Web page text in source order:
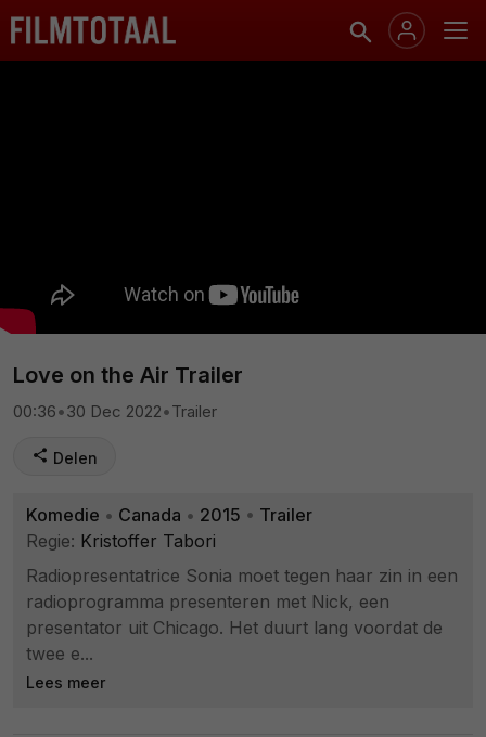
Love on the Air Trailer
00:36•30 Dec 2022•Trailer
Delen
Komedie • Canada • 2015 • Trailer
Regie: Kristoffer Tabori
Radiopresentatrice Sonia moet tegen haar zin in een
radioprogramma presenteren met Nick, een
presentator uit Chicago. Het duurt lang voordat de
twee e...
Lees meer